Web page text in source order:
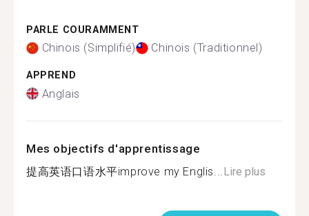
PARLE COURAMMENT
Chinois (Simplifié) Chinois (Traditionnel)
APPREND
Anglais
Mes objectifs d'apprentissage
提高英语口语水平improve my Englis... Lire plus